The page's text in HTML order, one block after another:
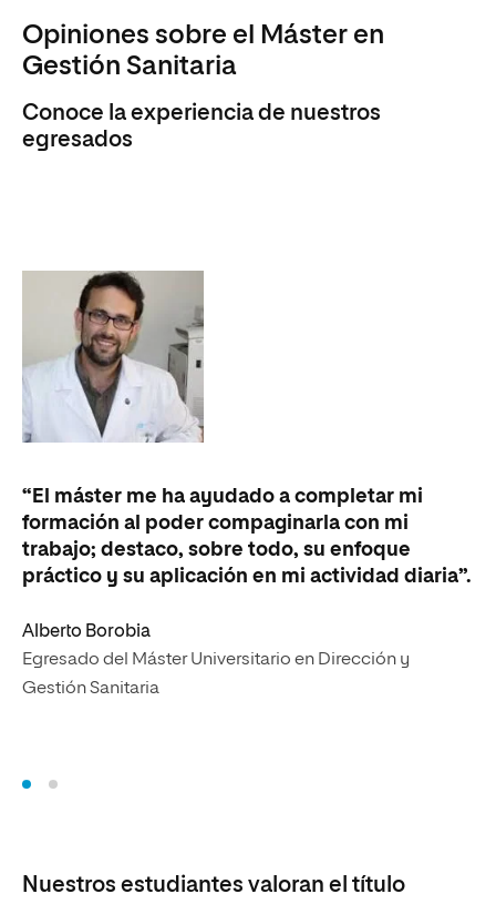
Opiniones sobre el Máster en
Gestión Sanitaria
Conoce la experiencia de nuestros
egresados
“El máster me ha ayudado a completar mi
formación al poder compaginarla con mi
trabajo; destaco, sobre todo, su enfoque
práctico y su aplicación en mi actividad diaria”.
Alberto Borobia
Egresado del Máster Universitario en Dirección y
Gestión Sanitaria
Nuestros estudiantes valoran el título